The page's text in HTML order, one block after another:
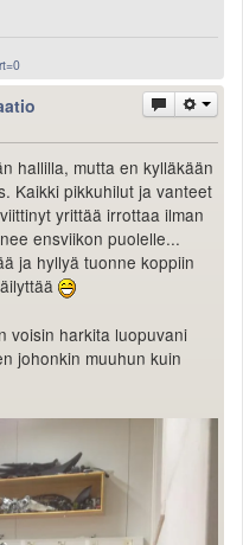
hallilla, mutta en kylläkään
Kaikki pikkuhilut ja vanteet
yrittää irrottaa ilman
ensviikon puolelle...
ja hyllyä tuonne koppiin
voisin harkita luopuvani
johonkin muuhun kuin